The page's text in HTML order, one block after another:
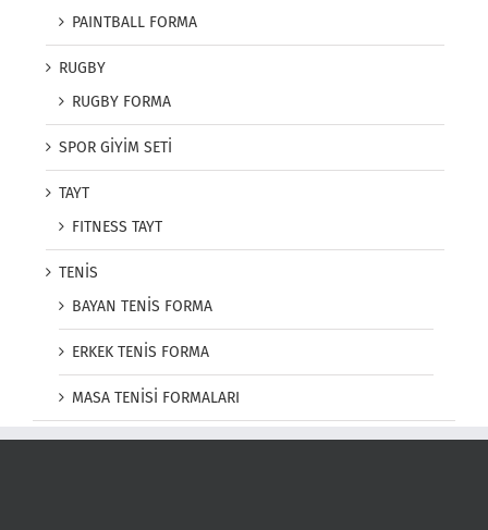
PAINTBALL FORMA
RUGBY
RUGBY FORMA
SPOR GİYİM SETİ
TAYT
FITNESS TAYT
TENİS
BAYAN TENİS FORMA
ERKEK TENİS FORMA
MASA TENİSİ FORMALARI